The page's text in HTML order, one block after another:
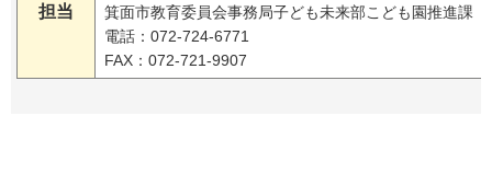
担当
箕面市教育委員会事務局子ども未来部こども園推進課
電話：072-724-6771
FAX：072-721-9907